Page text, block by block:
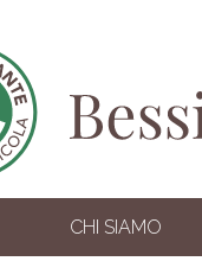
CHI SIAMO